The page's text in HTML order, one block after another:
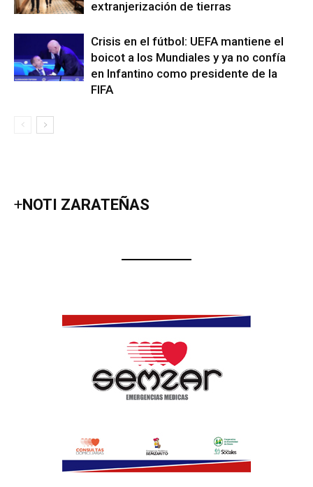
extranjerización de tierras
Crisis en el fútbol: UEFA mantiene el
boicot a los Mundiales y ya no confía
en Infantino como presidente de la
FIFA
+NOTI ZARATEÑAS